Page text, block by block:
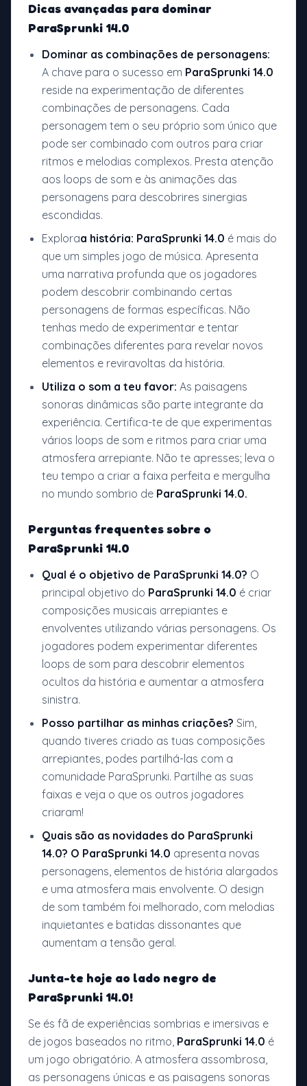
Dicas avançadas para dominar
ParaSprunki 14.0
Dominar as combinações de personagens:
A chave para o sucesso em ParaSprunki 14.0
reside na experimentação de diferentes
combinações de personagens. Cada
personagem tem o seu próprio som único que
pode ser combinado com outros para criar
ritmos e melodias complexos. Presta atenção
aos loops de som e às animações das
personagens para descobrires sinergias
escondidas.
Exploraa história: ParaSprunki 14.0 é mais do
que um simples jogo de música. Apresenta
uma narrativa profunda que os jogadores
podem descobrir combinando certas
personagens de formas específicas. Não
tenhas medo de experimentar e tentar
combinações diferentes para revelar novos
elementos e reviravoltas da história.
Utiliza o som a teu favor: As paisagens
sonoras dinâmicas são parte integrante da
experiência. Certifica-te de que experimentas
vários loops de som e ritmos para criar uma
atmosfera arrepiante. Não te apresses; leva o
teu tempo a criar a faixa perfeita e mergulha
no mundo sombrio de ParaSprunki 14.0.
Perguntas frequentes sobre o
ParaSprunki 14.0
Qual é o objetivo de ParaSprunki 14.0? O
principal objetivo do ParaSprunki 14.0 é criar
composições musicais arrepiantes e
envolventes utilizando várias personagens. Os
jogadores podem experimentar diferentes
loops de som para descobrir elementos
ocultos da história e aumentar a atmosfera
sinistra.
Posso partilhar as minhas criações? Sim,
quando tiveres criado as tuas composições
arrepiantes, podes partilhá-las com a
comunidade ParaSprunki. Partilhe as suas
faixas e veja o que os outros jogadores
criaram!
Quais são as novidades do ParaSprunki
14.0? O ParaSprunki 14.0 apresenta novas
personagens, elementos de história alargados
e uma atmosfera mais envolvente. O design
de som também foi melhorado, com melodias
inquietantes e batidas dissonantes que
aumentam a tensão geral.
Junta-te hoje ao lado negro de
ParaSprunki 14.0!
Se és fã de experiências sombrias e imersivas e
de jogos baseados no ritmo, ParaSprunki 14.0 é
um jogo obrigatório. A atmosfera assombrosa,
as personagens únicas e as paisagens sonoras